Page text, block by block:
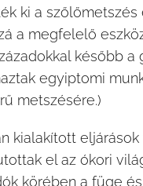
ki a szőlőmetszés
a megfelelő
később a
egyiptomi
metszésére.)
kialakított
el az ókori
körében a füge